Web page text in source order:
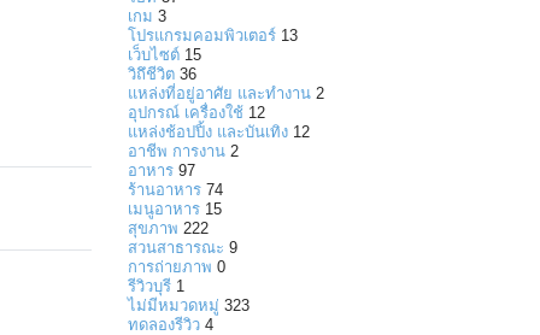
เกม 3
โปรแกรมคอมพิวเตอร์ 13
เว็บไซต์ 15
วิถึชีวิต 36
แหล่งที่อยู่อาศัย และทำงาน 2
อุปกรณ์ เครื่องใช้ 12
แหล่งช้อปปิ้ง และบันเทิง 12
อาชีพ การงาน 2
อาหาร 97
ร้านอาหาร 74
เมนูอาหาร 15
สุขภาพ 222
สวนสาธารณะ 9
การถ่ายภาพ 0
รีวิวบุรี 1
ไม่มีหมวดหมู่ 323
ทดลองรีวิว 4